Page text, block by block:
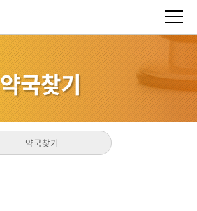
약국찾기
약국찾기